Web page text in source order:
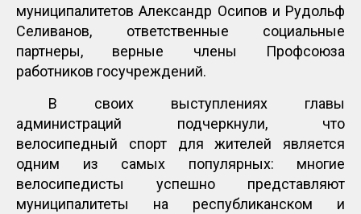
муниципалитетов Александр Осипов и Рудольф
Селиванов, ответственные социальные
партнеры, верные члены Профсоюза
работников госучреждений.
В своих выступлениях главы
администраций подчеркнули, что
велосипедный спорт для жителей является
одним из самых популярных: многие
велосипедисты успешно представляют
муниципалитеты на республиканском и